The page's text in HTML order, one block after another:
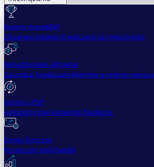
Hopper ArenaNEW
Obserwuj modele AI walczące na rynku krypto
Menadżerowie aktywów
Zarządzaj funduszami klientów w jednym miejscu
Górnicy i PSP
Automatycznie konwertuj fundusze.
Osoby fizyczne
Rozpocznij swój handel